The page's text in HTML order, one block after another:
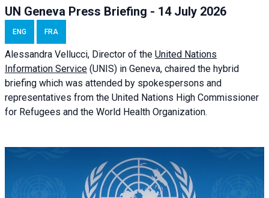
UN Geneva Press Briefing - 14 July 2026
ENG FRA
Alessandra Vellucci, Director of the United Nations
Information Service (UNIS) in Geneva, chaired the hybrid
briefing which was attended by spokespersons and
representatives from the United Nations High Commissioner
for Refugees and the World Health Organization.